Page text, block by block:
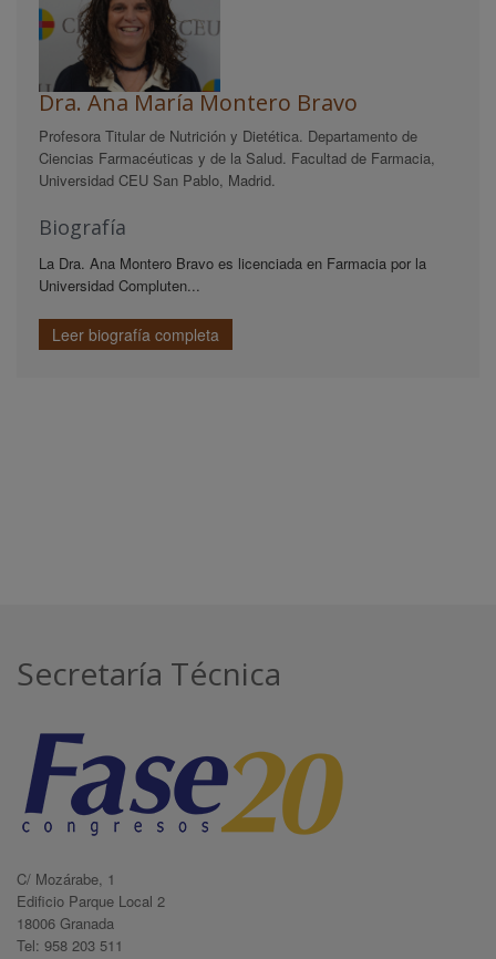
Dra. Ana María Montero Bravo
Profesora Titular de Nutrición y Dietética. Departamento de
Ciencias Farmacéuticas y de la Salud. Facultad de Farmacia,
Universidad CEU San Pablo, Madrid.
Biografía
La Dra. Ana Montero Bravo es licenciada en Farmacia por la
Universidad Compluten...
Leer biografía completa
Secretaría Técnica
C/ Mozárabe, 1
Edificio Parque Local 2
18006 Granada
Tel: 958 203 511